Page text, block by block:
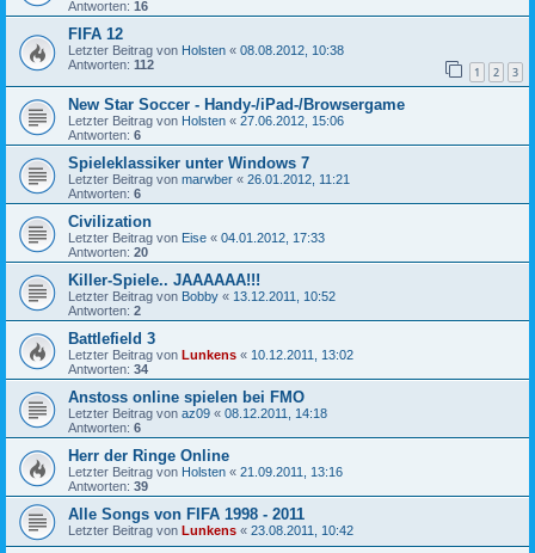
Antworten: 16
FIFA 12
Letzter Beitrag von Holsten « 08.08.2012, 10:38
Antworten: 112 1 2 3
New Star Soccer - Handy-/iPad-/Browsergame
Letzter Beitrag von Holsten « 27.06.2012, 15:06
Antworten: 6
Spieleklassiker unter Windows 7
Letzter Beitrag von marwber « 26.01.2012, 11:21
Antworten: 6
Civilization
Letzter Beitrag von Eise « 04.01.2012, 17:33
Antworten: 20
Killer-Spiele.. JAAAAAA!!!
Letzter Beitrag von Bobby « 13.12.2011, 10:52
Antworten: 2
Battlefield 3
Letzter Beitrag von Lunkens « 10.12.2011, 13:02
Antworten: 34
Anstoss online spielen bei FMO
Letzter Beitrag von az09 « 08.12.2011, 14:18
Antworten: 6
Herr der Ringe Online
Letzter Beitrag von Holsten « 21.09.2011, 13:16
Antworten: 39
Alle Songs von FIFA 1998 - 2011
Letzter Beitrag von Lunkens « 23.08.2011, 10:42